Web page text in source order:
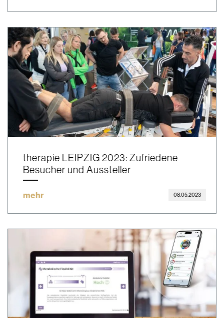
therapie LEIPZIG 2023: Zufriedene
Besucher und Aussteller
mehr 08.05.2023